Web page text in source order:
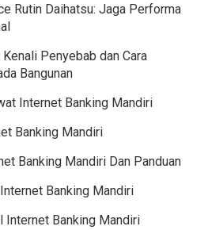
Rutin Daihatsu: Jaga Performa
Penyebab dan Cara
Bangunan
Internet Banking Mandiri
Banking Mandiri
Banking Mandiri Dan Panduan
Banking Mandiri
Internet Banking Mandiri